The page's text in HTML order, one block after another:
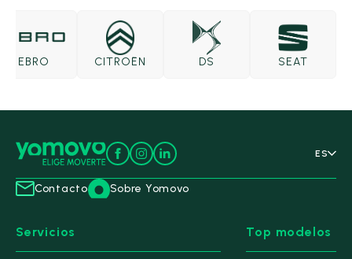
EBRO CITROËN SEAT
ES
Contacto Sobre Yomovo
Servicios Top modelos